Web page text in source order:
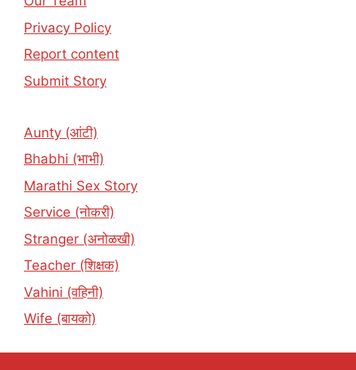
Privacy Policy
Report content
Submit Story
Aunty (आंटी)
Bhabhi (भाभी)
Marathi Sex Story
Service (नोकरी)
Stranger (अनोळखी)
Teacher (शिक्षक)
Vahini (वहिनी)
Wife (बायको)